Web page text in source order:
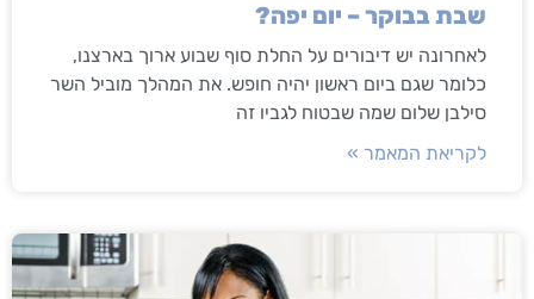
שבת בבוקר – יום יפה?
לאחרונה יש דיבורים על החלת סוף שבוע ארוך בארצנו,
כלומר שגם ביום ראשון יהיה חופש. את המהלך מוביל השר
סילבן שלום שמה שבטוח לגביו זה
לקריאת המאמר »